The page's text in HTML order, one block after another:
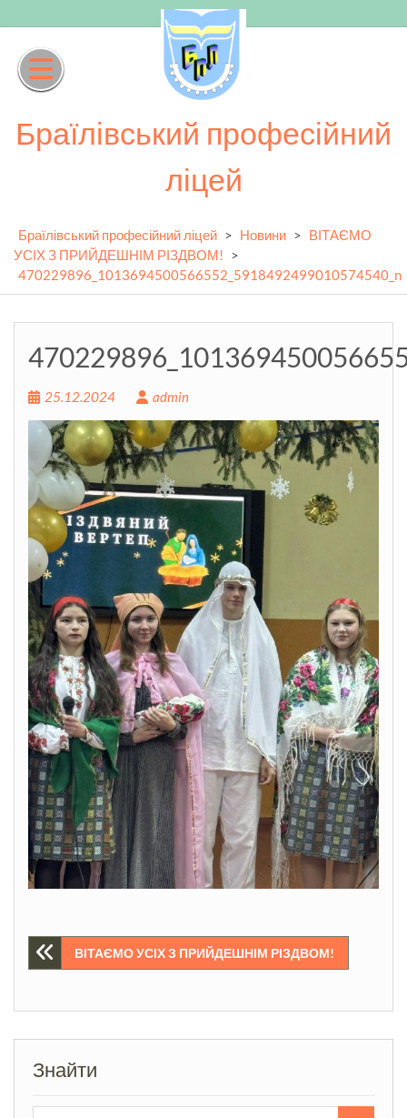
to
content
Браїлівський професійний
ліцей
Браїлівський професійний ліцей > Новини > ВІТАЄМО
УСІХ З ПРИЙДЕШНІМ РІЗДВОМ! >
470229896_1013694500566552_5918492499010574540_n
25.12.2024 admin
Навігація
ВІТАЄМО УСІХ З ПРИЙДЕШНІМ РІЗДВОМ!
Знайти